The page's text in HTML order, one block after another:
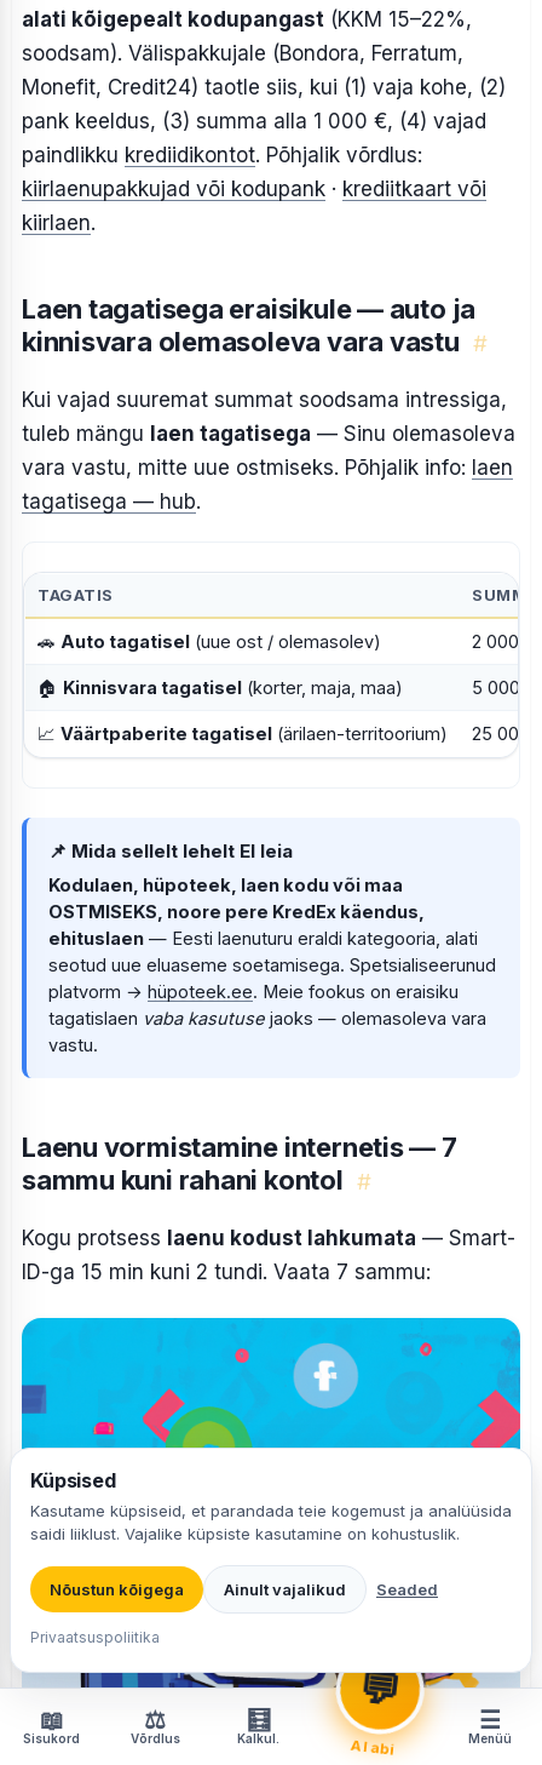
📖
Sisukord
⚖
Võrdlus
🧮
Kalkul.
💬
AI abi
☰
Menüü
alati kõigepealt kodupangast (KKM 15–22%,
soodsam). Välispakkujale (Bondora, Ferratum,
Monefit, Credit24) taotle siis, kui (1) vaja kohe, (2)
pank keeldus, (3) summa alla 1 000 €, (4) vajad
paindlikku krediidikontot. Põhjalik võrdlus:
kiirlaenupakkujad või kodupank · krediitkaart või
kiirlaen.
Laen tagatisega eraisikule — auto ja
kinnisvara olemasoleva vara vastu #
Kui vajad suuremat summat soodsama intressiga,
tuleb mängu laen tagatisega — Sinu olemasoleva
vara vastu, mitte uue ostmiseks. Põhjalik info: laen
tagatisega — hub.
TAGATIS SUMMA
🚗 Auto tagatisel (uue ost / olemasolev) 2
🏠 Kinnisvara tagatisel (korter, maja, maa) 5
📈 Väärtpaberite tagatisel (ärilaen-territoorium) 25 000
📌 Mida sellelt lehelt EI leia
Kodulaen, hüpoteek, laen kodu või maa
OSTMISEKS, noore pere KredEx käendus,
ehituslaen — Eesti laenuturu eraldi kategooria, alati
seotud uue eluaseme soetamisega. Spetsialiseerunud
platvorm → hüpoteek.ee. Meie fookus on eraisiku
tagatislaen vaba kasutusejaoks — olemasoleva vara
vastu.
Laenu vormistamine internetis — 7
sammu kuni rahani kontol #
Kogu protsess laenu kodust lahkumata — Smart-
ID-ga 15 min kuni 2 tundi. Vaata 7 sammu:
🤖 Laenu valija
Laenu valija
Küpsised
Kasutame küpsiseid, et parandada teie kogemust ja analüüsida
saidi liiklust. Vajalike küpsiste kasutamine on kohustuslik.
Nõustun kõigega Ainult vajalikud Seaded
Privaatsuspoliitika